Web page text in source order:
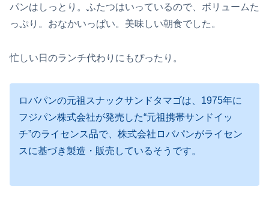
パンはしっとり。ふたつはいっているので、ボリュームた
っぷり。おなかいっぱい。美味しい朝食でした。
忙しい日のランチ代わりにもぴったり。
ロバパンの元祖スナックサンドタマゴは、1975年に
フジパン株式会社が発売した“元祖携帯サンドイッ
チ”のライセンス品で、株式会社ロバパンがライセン
スに基づき製造・販売しているそうです。